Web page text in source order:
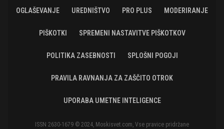
OGLAŠEVANJE UREDNIŠTVO PRO PLUS MODERIRANJE
PIŠKOTKI SPREMENI NASTAVITVE PIŠKOTKOV
POLITIKA ZASEBNOSTI SPLOŠNI POGOJI
PRAVILA RAVNANJA ZA ZAŠČITO OTROK
UPORABA UMETNE INTELIGENCE
ISSN 2630-1679 © 2024, Moskisvet.com, Vse pravice pridržane